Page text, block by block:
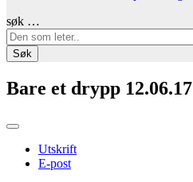
søk …
Søk
Bare et drypp 12.06.17
Utskrift
E-post